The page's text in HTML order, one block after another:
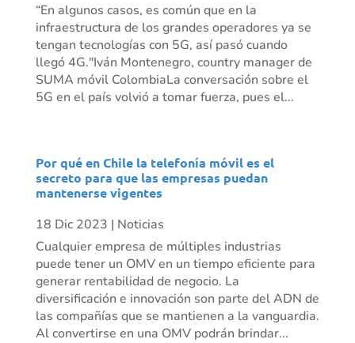
“En algunos casos, es común que en la
infraestructura de los grandes operadores ya se
tengan tecnologías con 5G, así pasó cuando
llegó 4G."Iván Montenegro, country manager de
SUMA móvil ColombiaLa conversación sobre el
5G en el país volvió a tomar fuerza, pues el...
Por qué en Chile la telefonía móvil es el
secreto para que las empresas puedan
mantenerse vigentes
18 Dic 2023 | Noticias
Cualquier empresa de múltiples industrias
puede tener un OMV en un tiempo eficiente para
generar rentabilidad de negocio. La
diversificación e innovación son parte del ADN de
las compañías que se mantienen a la vanguardia.
Al convertirse en una OMV podrán brindar...